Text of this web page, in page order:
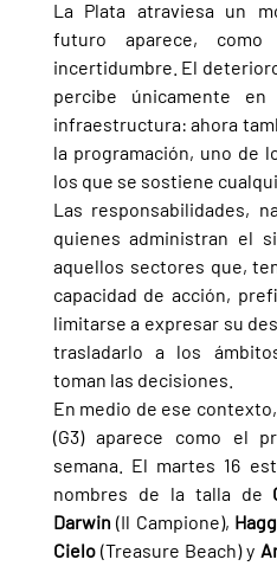
La Plata atraviesa un
futuro aparece, como
incertidumbre. El
percibe únicamente
infraestructura: ahora
la programación, uno de
los que se sostiene
Las responsabilidades,
quienes administran el
aquellos sectores que,
capacidad de acción,
limitarse a expresar su
trasladarlo a los
toman las decisiones.
En medio de ese
(G3) aparece como el
semana. El martes 16
nombres de la talla de
Darwin (Il Campione),
Cielo (Treasure Beach) y